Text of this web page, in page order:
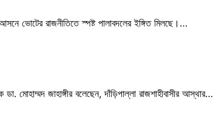
ভোটের রাজনীতিতে স্পষ্ট পালাবদলের ইঙ্গিত মিলছে।…
মোহাম্মদ জাহাঙ্গীর বলেছেন, দাঁড়িপাল্লা রাজশাহীবাসীর আস্থার…